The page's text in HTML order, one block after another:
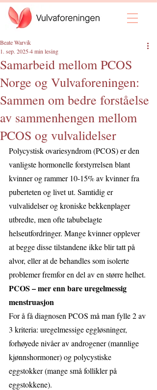
Samarbeid mellom PCOS
Norge og Vulvaforeningen:
Sammen om bedre forståelse
av sammenhengen mellom
PCOS og vulvalidelser
Beate Warvik
1. sep. 20254 min lesing
Polycystisk ovariesyndrom (PCOS) er den
vanligste hormonelle forstyrrelsen blant
kvinner og rammer 10-15% av kvinner fra
puberteten og livet ut. Samtidig er
vulvalidelser og kroniske bekkenplager
utbredte, men ofte tabubelagte
helseutfordringer. Mange kvinner opplever
at begge disse tilstandene ikke blir tatt på
alvor, eller at de behandles som isolerte
problemer fremfor en del av en større helhet.
PCOS – mer enn bare uregelmessig
menstruasjon
For å få diagnosen PCOS må man fylle 2 av
3 kriteria: uregelmessige eggløsninger,
forhøyede nivåer av androgener (mannlige
kjønnshormoner) og polycystiske
eggstokker (mange små follikler på
eggstokkene).